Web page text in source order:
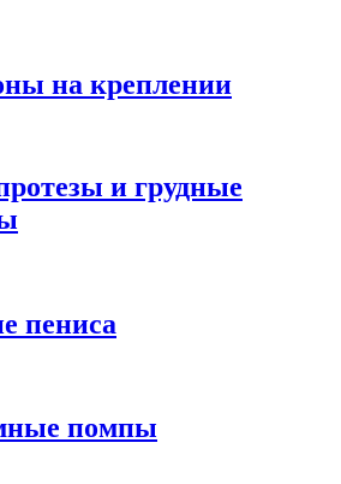
на креплении
и грудные
пениса
помпы